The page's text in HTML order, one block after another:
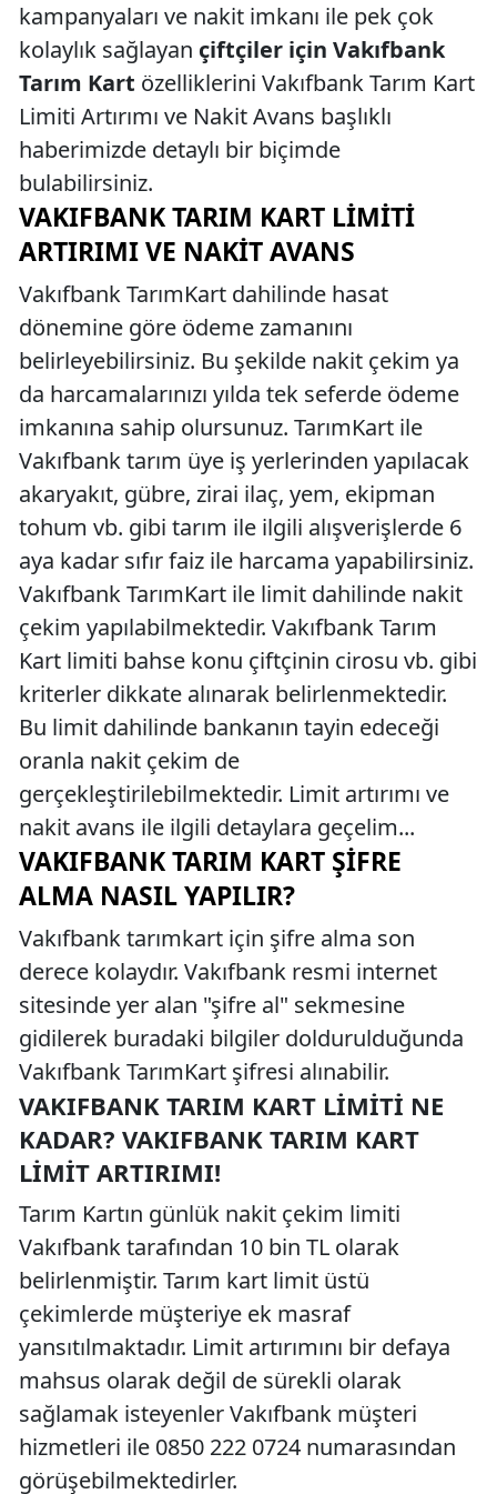
kampanyaları ve nakit imkanı ile pek çok
kolaylık sağlayan çiftçiler için Vakıfbank
Tarım Kart özelliklerini Vakıfbank Tarım Kart
Limiti Artırımı ve Nakit Avans başlıklı
haberimizde detaylı bir biçimde
bulabilirsiniz.
VAKIFBANK TARIM KART LIMITI
ARTIRIMI VE NAKIT AVANS
Vakıfbank TarımKart dahilinde hasat
dönemine göre ödeme zamanını
belirleyebilirsiniz. Bu şekilde nakit çekim ya
da harcamalarınızı yılda tek seferde ödeme
imkanına sahip olursunuz. TarımKart ile
Vakıfbank tarım üye iş yerlerinden yapılacak
akaryakıt, gübre, zirai ilaç, yem, ekipman
tohum vb. gibi tarım ile ilgili alışverişlerde 6
aya kadar sıfır faiz ile harcama yapabilirsiniz.
Vakıfbank TarımKart ile limit dahilinde nakit
çekim yapılabilmektedir. Vakıfbank Tarım
Kart limiti bahse konu çiftçinin cirosu vb. gibi
kriterler dikkate alınarak belirlenmektedir.
Bu limit dahilinde bankanın tayin edeceği
oranla nakit çekim de
gerçekleştirilebilmektedir. Limit artırımı ve
nakit avans ile ilgili detaylara geçelim...
VAKIFBANK TARIM KART ŞIFRE
ALMA NASIL YAPILIR?
Vakıfbank tarımkart için şifre alma son
derece kolaydır. Vakıfbank resmi internet
sitesinde yer alan "şifre al" sekmesine
gidilerek buradaki bilgiler doldurulduğunda
Vakıfbank TarımKart şifresi alınabilir.
VAKIFBANK TARIM KART LIMITI NE
KADAR? VAKIFBANK TARIM KART
LIMIT ARTIRIMI!
Tarım Kartın günlük nakit çekim limiti
Vakıfbank tarafından 10 bin TL olarak
belirlenmiştir. Tarım kart limit üstü
çekimlerde müşteriye ek masraf
yansıtılmaktadır. Limit artırımını bir defaya
mahsus olarak değil de sürekli olarak
sağlamak isteyenler Vakıfbank müşteri
hizmetleri ile 0850 222 0724 numarasından
görüşebilmektedirler.